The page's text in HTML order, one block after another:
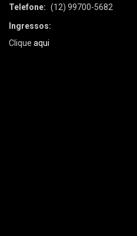
Telefone: (12) 99700-5682
Ingressos:
Clique aqui